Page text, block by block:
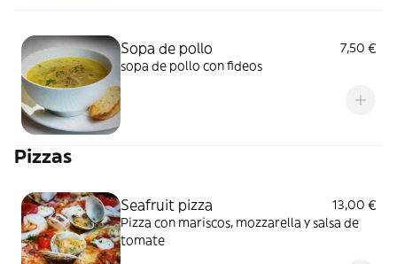
Sopa de pollo
7,50 €
sopa de pollo con fideos
Pizzas
Seafruit pizza
13,00 €
Pizza con mariscos, mozzarella y salsa de
tomate